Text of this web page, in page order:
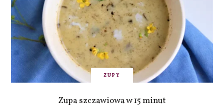
ZUPY
Zupa szczawiowa w 15 minut